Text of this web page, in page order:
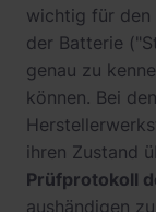
wichtig für den
der Batterie
genau zu
können. Bei
ihren Zustand
Prüfprotokoll
aushändigen